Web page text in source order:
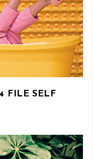
FILE SELF